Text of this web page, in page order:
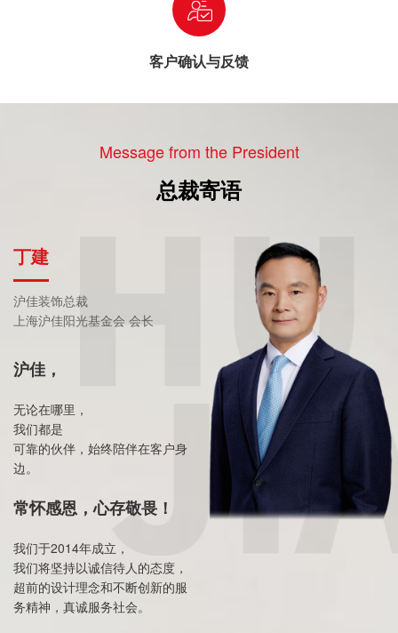
客户确认与反馈
Message from the President
总裁寄语
丁建
沪佳装饰总裁
上海沪佳阳光基金会 会长
沪佳，
无论在哪里，
我们都是
可靠的伙伴，始终陪伴在客户身
边。
常怀感恩，心存敬畏！
我们于2014年成立，
我们将坚持以诚信待人的态度，
超前的设计理念和不断创新的服
务精神，真诚服务社会。